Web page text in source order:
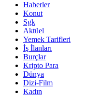
Haberler
Konut
Sgk
Aktüel
Yemek Tarifleri
İş İlanları
Burçlar
Kripto Para
Dünya
Dizi-Film
Kadın